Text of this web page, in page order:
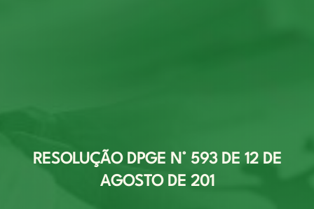
RESOLUÇÃO DPGE N° 593 DE 12 DE
AGOSTO DE 201